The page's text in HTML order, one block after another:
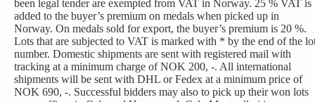
been legal tender are exempted from VAT in Norway. 25 % VAT is
added to the buyer’s premium on medals when picked up in
Norway. On medals sold for export, the buyer’s premium is 20 %.
Lots that are subjected to VAT is marked with * by the end of the
number. Domestic shipments are sent with registered mail with
tracking at a minimum charge of NOK 200, -. All international
shipments will be sent with DHL or Fedex at a minimum price of
NOK 690, -. Successful bidders may also to pick up their won lots